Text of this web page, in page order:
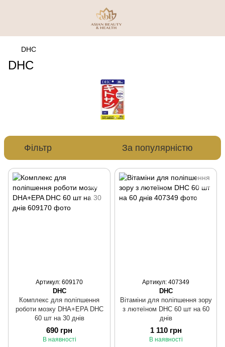
DHC
DHC
Фільтр За популярністю
Артикул: 609170
DHC
Комплекс для поліпшення
роботи мозку DHA+EPA DHC
60 шт на 30 днів
690 грн
В наявності
Артикул: 407349
DHC
Вітаміни для поліпшення зору
з лютеїном DHC 60 шт на 60
днів
1 110 грн
В наявності